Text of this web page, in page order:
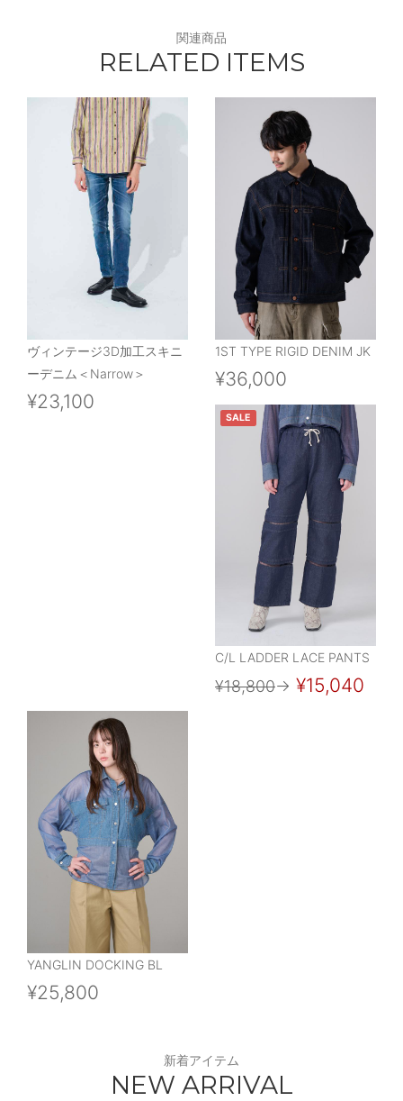
関連商品
RELATED ITEMS
ヴィンテージ3D加工スキニ
ーデニム＜Narrow＞
¥23,100
1ST TYPE RIGID DENIM JK
¥36,000
SALE
C/L LADDER LACE PANTS
¥18,800→ ¥15,040
YANGLIN DOCKING BL
¥25,800
新着アイテム
NEW ARRIVAL